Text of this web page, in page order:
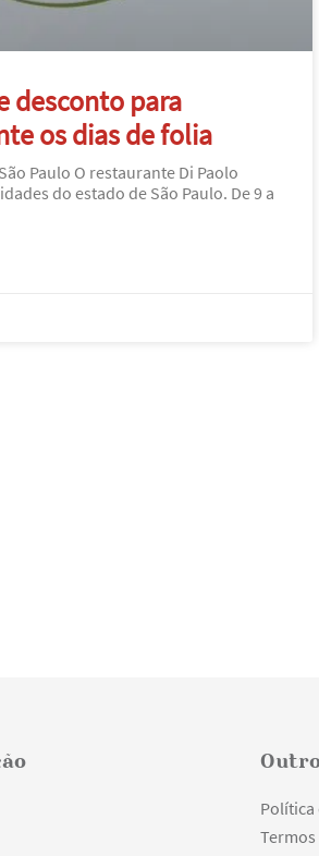
desconto para
os dias de folia
Paulo O restaurante Di Paolo
do estado de São Paulo. De 9 a
Política